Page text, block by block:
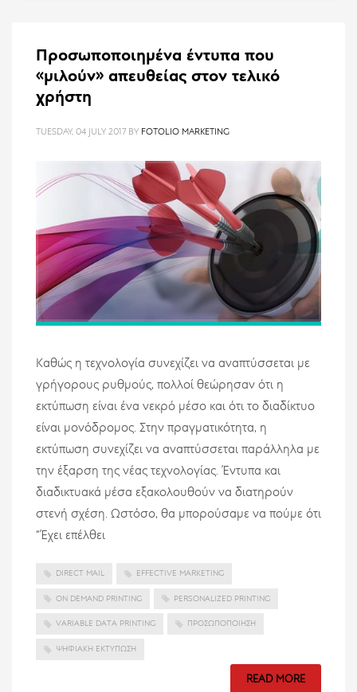
Προσωποποιημένα έντυπα που
«μιλούν» απευθείας στον τελικό
χρήστη
TUESDAY, 04 JULY 2017 BY FOTOLIO MARKETING
Καθώς η τεχνολογία συνεχίζει να αναπτύσσεται με
γρήγορους ρυθμούς, πολλοί θεώρησαν ότι η
εκτύπωση είναι ένα νεκρό μέσο και ότι το διαδίκτυο
είναι μονόδρομος. Στην πραγματικότητα, η
εκτύπωση συνεχίζει να αναπτύσσεται παράλληλα με
την έξαρση της νέας τεχνολογίας. Έντυπα και
διαδικτυακά μέσα εξακολουθούν να διατηρούν
στενή σχέση. Ωστόσο, θα μπορούσαμε να πούμε ότι
“Έχει επέλθει
DIRECT MAIL EFFECTIVE MARKETING
ON DEMAND PRINTING PERSONALIZED PRINTING
VARIABLE DATA PRINTING ΠΡΟΣΩΠΟΠΟΊΗΣΗ
ΨΗΦΙΑΚΉ ΕΚΤΎΠΩΣΗ
READ MORE